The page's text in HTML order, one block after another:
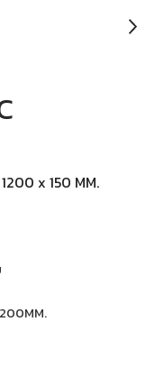
x 150 MM.